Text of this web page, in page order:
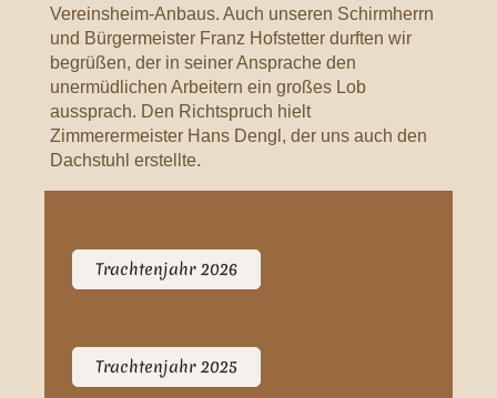
Vereinsheim-Anbaus. Auch unseren Schirmherrn
und Bürgermeister Franz Hofstetter durften wir
begrüßen, der in seiner Ansprache den
unermüdlichen Arbeitern ein großes Lob
aussprach. Den Richtspruch hielt
Zimmerermeister Hans Dengl, der uns auch den
Dachstuhl erstellte.
Trachtenjahr 2026
Trachtenjahr 2025